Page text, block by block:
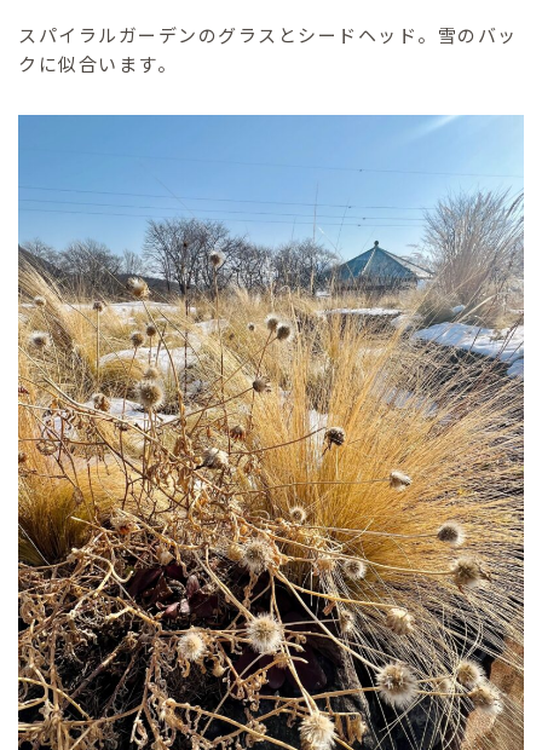
スパイラルガーデンのグラスとシードヘッド。雪のバッ
クに似合います。